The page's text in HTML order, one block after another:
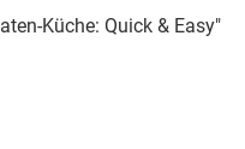
Küche: Quick & Easy"